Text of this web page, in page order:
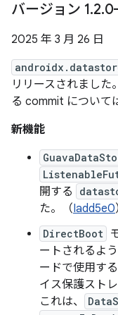
バージョン 1.2.
2025 年 3 月 26 日
リリースされまし
る commit について
新機能
開する
た。（Iadd5e0
DirectBoot
ートされるよ
ードで使用す
イス保護スト
これは、